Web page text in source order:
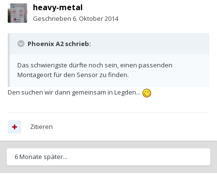
heavy-metal
Geschrieben 6. Oktober 2014
Phoenix A2 schrieb:
Das schwierigste dürfte noch sein, einen passenden
Montageort für den Sensor zu finden.
Den suchen wir dann gemeinsam in Legden...
Zitieren
6 Monate später...